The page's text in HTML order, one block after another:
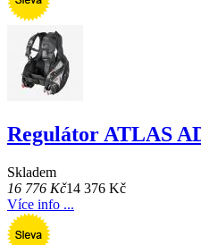
Regulátor ATLAS
Skladem
16 776 Kč14 376 Kč
Více info ...